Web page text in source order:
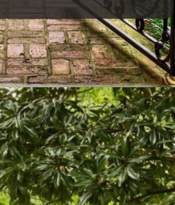
cong-nha-vuon